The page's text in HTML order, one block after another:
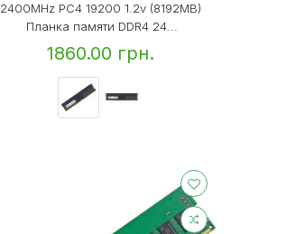
2400MHz PC4 19200 1.2v (8192MB)
Планка памяти DDR4 24...
1860.00 грн.